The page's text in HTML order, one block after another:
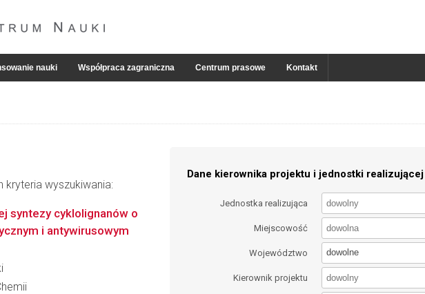
nauki Współpraca zagraniczna Centrum prasowe Kontakt
kryteria wyszukiwania:
Dane kierownika projektu i jednostki realizującej
Jednostka realizująca
Miejscowość
Województwo dowolne
Kierownik projektu
syntezy cyklolignanów o
i antywirusowym